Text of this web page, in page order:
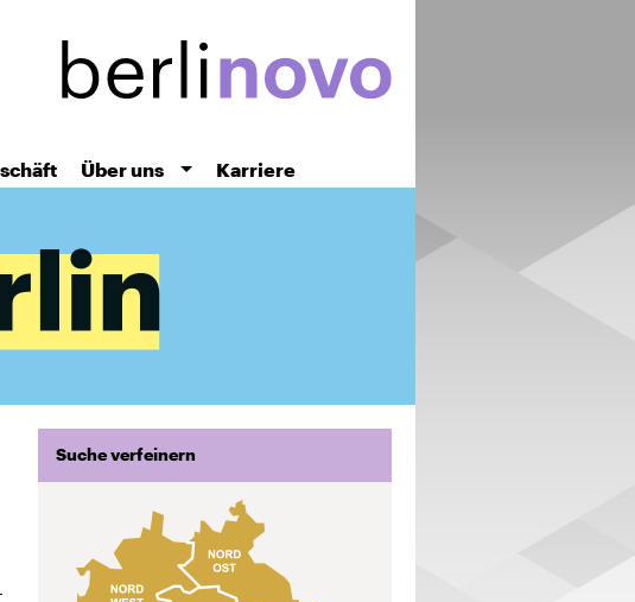
Über uns Karriere
Suche verfeinern